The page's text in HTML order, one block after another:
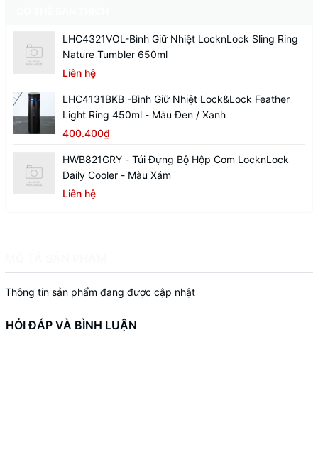
LHC4321VOL-Bình Giữ Nhiệt LocknLock Sling Ring
Nature Tumbler 650ml
Liên hệ
LHC4131BKB -Bình Giữ Nhiệt Lock&Lock Feather
Light Ring 450ml - Màu Đen / Xanh
400.400₫
HWB821GRY - Túi Đựng Bộ Hộp Cơm LocknLock
Daily Cooler - Màu Xám
Liên hệ
Thông tin sản phẩm đang được cập nhật
HỎI ĐÁP VÀ BÌNH LUẬN